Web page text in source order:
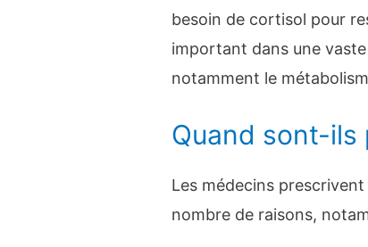
besoin de cortisol pour
important dans une vaste
notamment le
Quand sont-ils
Les médecins
nombre de raisons,